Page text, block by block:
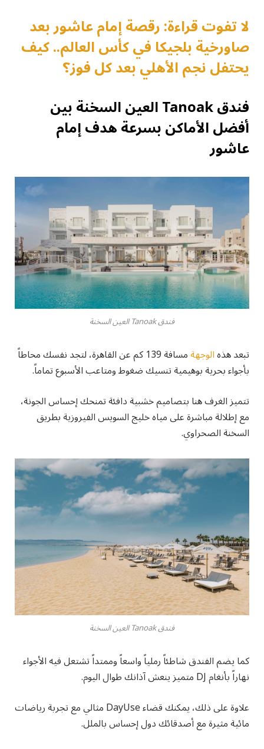
لا تفوت قراءة: رقصة إمام عاشور بعد
صاورخية بلجيكا في كأس العالم.. كيف
يحتفل نجم الأهلي بعد كل فوز؟
فندق Tanoak العين السخنة بين
أفضل الأماكن بسرعة هدف إمام
عاشور
فندق Tanoak العين السخنة
تبعد هذهالوجهة مسافة 139 كم عن القاهرة، لتجد نفسك محاطاً
بأجواء بحرية بوهيمية تنسيك ضغوط ومتاعب الأسبوع تماماً.
تتميز الغرف هنا بتصاميم خشبية دافئة تمنحك إحساس الجونة،
مع إطلالة مباشرة على مياه خليج السويس الفيروزية بطريق
السخنة الصحراوي.
فندق Tanoak العين السخنة
كما يضم الفندق شاطئاً رملياً واسعاً وممتداً تشتعل فيه الأجواء
نهاراً بأنغام DJ متميز ينعش آذانك طوال اليوم.
علاوة على ذلك، يمكنك قضاء DayUse مثالي مع تجربة رياضات
مائية مثيرة مع أصدقائك دول إحساس بالملل.